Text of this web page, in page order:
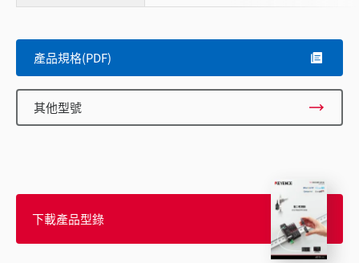
產品規格(PDF)
其他型號
下載產品型錄